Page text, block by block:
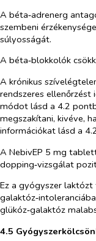
A béta‑adrenerg
szembeni
súlyosságát.
A béta‑blokkolók
A krónikus
rendszeres ellenőrzést
módot lásd a 4.2
megszakítani, kivéve,
információkat lásd a
A NebivEP 5 mg
dopping‑vizsgálat
Ez a gyógyszer
glükóz‑galaktóz
4.5